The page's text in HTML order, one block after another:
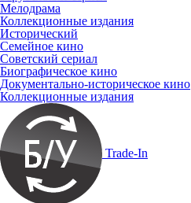
Мелодрама
Коллекционные издания
Исторический
Семейное кино
Советский сериал
Биографическое кино
Документально-историческое кино
Коллекционные издания
Trade-In